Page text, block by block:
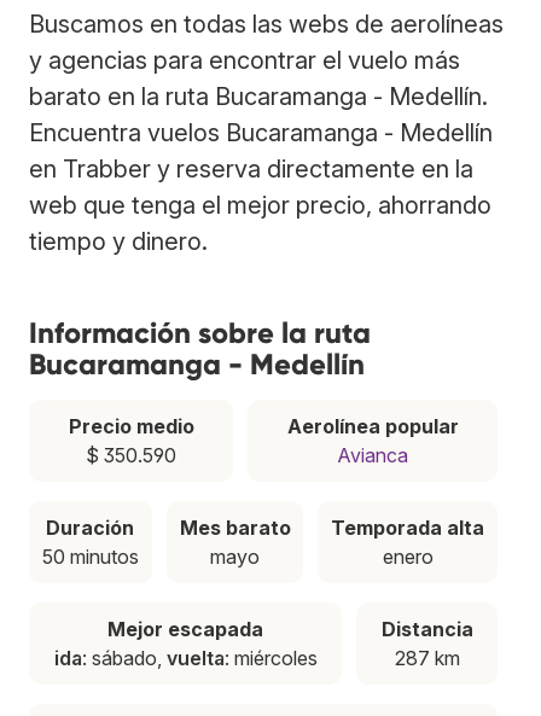
Buscamos en todas las webs de aerolíneas
y agencias para encontrar el vuelo más
barato en la ruta Bucaramanga - Medellín.
Encuentra vuelos Bucaramanga - Medellín
en Trabber y reserva directamente en la
web que tenga el mejor precio, ahorrando
tiempo y dinero.
Información sobre la ruta
Bucaramanga - Medellín
Precio medio
$ 350.590
Aerolínea popular
Avianca
Duración
50 minutos
Mes barato
mayo
Temporada alta
enero
Mejor escapada
ida: sábado, vuelta: miércoles
Distancia
287 km